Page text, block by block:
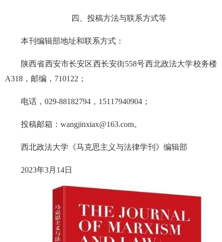
四、投稿方法与联系方式等
本刊编辑部地址和联系方式：
陕西省西安市长安区西长安街558号西北政法大学校务楼
A318，邮编，710122；
电话，029-88182794，15117940904；
投稿邮箱：wangjinxiax@163.com。
西北政法大学《马克思主义与法律学刊》编辑部
2023年3月14日